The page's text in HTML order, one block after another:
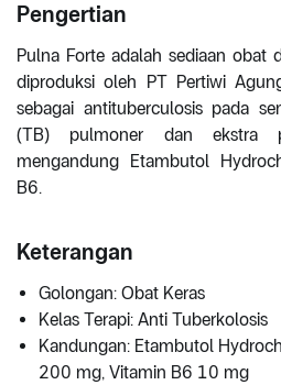
Pengertian
Pulna Forte adalah sediaan obat
diproduksi oleh PT Pertiwi
sebagai antituberculosis pada
(TB) pulmoner dan ekstra
mengandung Etambutol
B6.
Keterangan
Golongan: Obat Keras
Kelas Terapi: Anti Tuberkolosis
Kandungan: Etambutol
200 mg, Vitamin B6 10 mg